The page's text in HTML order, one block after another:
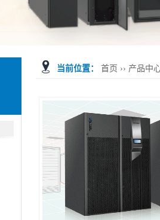
当前位置： 首页 ›› 产品中